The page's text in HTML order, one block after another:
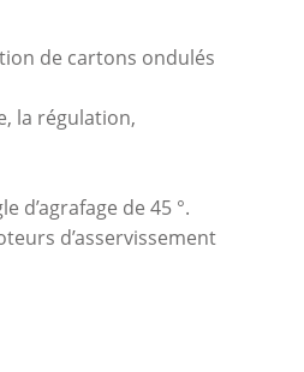
de cartons ondulés
la régulation,
d’agrafage de 45 °.
d’asservissement